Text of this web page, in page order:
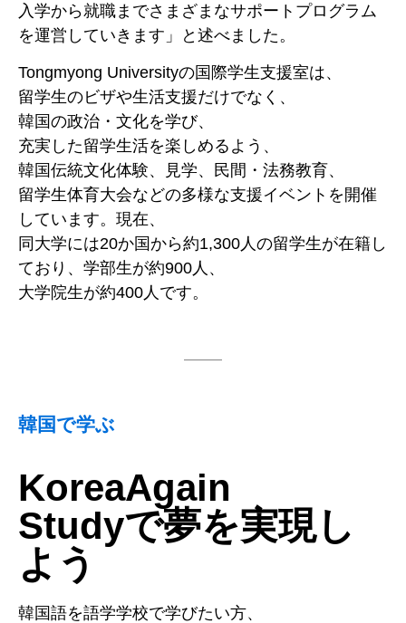
入学から就職までさまざまなサポートプログラム
を運営していきます」と述べました。
Tongmyong Universityの国際学生支援室は、
留学生のビザや生活支援だけでなく、
韓国の政治・文化を学び、
充実した留学生活を楽しめるよう、
韓国伝統文化体験、見学、民間・法務教育、
留学生体育大会などの多様な支援イベントを開催
しています。現在、
同大学には20か国から約1,300人の留学生が在籍し
ており、学部生が約900人、
大学院生が約400人です。
韓国で学ぶ
KoreaAgain
Studyで夢を実現し
よう
韓国語を語学学校で学びたい方、